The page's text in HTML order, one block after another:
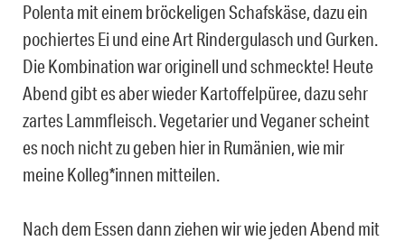
Polenta mit einem bröckeligen Schafskäse, dazu ein
pochiertes Ei und eine Art Rindergulasch und Gurken.
Die Kombination war originell und schmeckte! Heute
Abend gibt es aber wieder Kartoffelpüree, dazu sehr
zartes Lammfleisch. Vegetarier und Veganer scheint
es noch nicht zu geben hier in Rumänien, wie mir
meine Kolleg*innen mitteilen.
Nach dem Essen dann ziehen wir wie jeden Abend mit